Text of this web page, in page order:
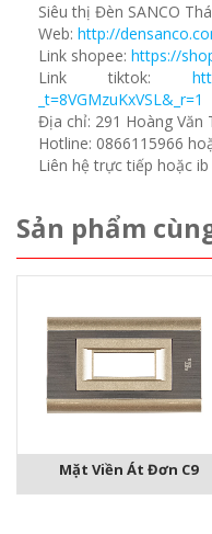
Siêu thị Đèn SANCO
Web: http://
Link shopee: https://
Link tiktok:
_t=8VGMzuKxVSL&_r=1
Địa chỉ: 291 Hoàng Văn
Hotline: 0866115966
Liên hệ trực tiếp hoặc
Sản phẩm
Mặt Viền Át Đơn C9